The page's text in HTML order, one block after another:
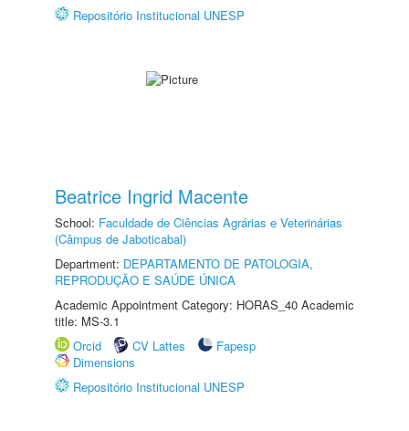
Repositório Institucional UNESP
Beatrice Ingrid Macente
School: Faculdade de Ciências Agrárias e Veterinárias
(Câmpus de Jaboticabal)
Department: DEPARTAMENTO DE PATOLOGIA,
REPRODUÇÃO E SAÚDE ÚNICA
Academic Appointment Category: HORAS_40 Academic
title: MS-3.1
Orcid
CV Lattes
Fapesp
Dimensions
Repositório Institucional UNESP